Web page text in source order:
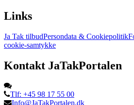
Links
Ja Tak tilbudPersondata & Cookiepolitik
cookie-samtykke
Kontakt JaTakPortalen
Tlf: +45 98 17 55 00
Info@JaTakPortalen.dk